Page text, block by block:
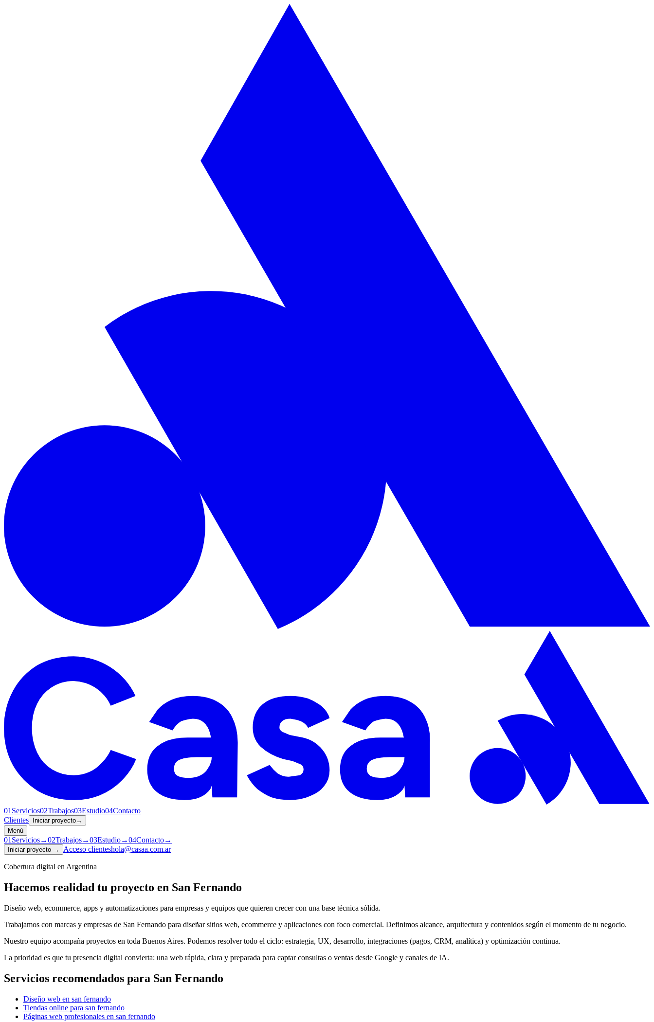
01 Servicios02Trabajos03Estudio04Contacto
Clientes
Iniciar proyecto→
Menú
01 Servicios→02Trabajos→03Estudio→04Contacto→
Iniciar proyecto → Acceso clienteshola@casaa.com.ar
Cobertura digital en Argentina
Hacemos realidad tu proyecto en San Fernando
Diseño web, ecommerce, apps y automatizaciones para empresas y equipos que quieren crecer con una base técnica sólida.
Trabajamos con marcas y empresas de San Fernando para diseñar sitios web, ecommerce y aplicaciones con foco comercial. Definimos alcance, arquitectura y contenidos según el momento de tu negocio.
Nuestro equipo acompaña proyectos en toda Buenos Aires. Podemos resolver todo el ciclo: estrategia, UX, desarrollo, integraciones (pagos, CRM, analítica) y optimización continua.
La prioridad es que tu presencia digital convierta: una web rápida, clara y preparada para captar consultas o ventas desde Google y canales de IA.
Servicios recomendados para San Fernando
Diseño web en san fernando
Tiendas online para san fernando
Páginas web profesionales en san fernando